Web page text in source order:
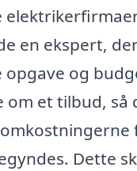
en ekspert,
opgave og
om et tilbud, så
Dette